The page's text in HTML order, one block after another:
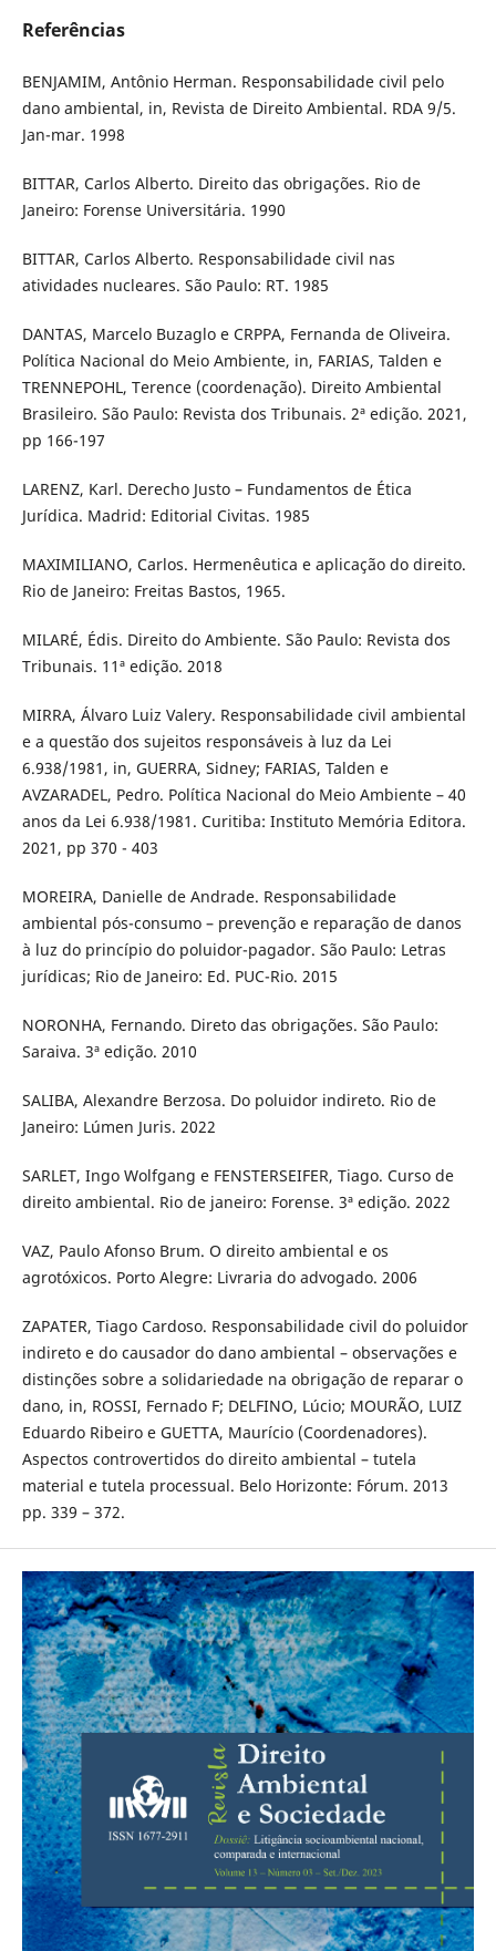
Referências
BENJAMIM, Antônio Herman. Responsabilidade civil pelo
dano ambiental, in, Revista de Direito Ambiental. RDA 9/5.
Jan-mar. 1998
BITTAR, Carlos Alberto. Direito das obrigações. Rio de
Janeiro: Forense Universitária. 1990
BITTAR, Carlos Alberto. Responsabilidade civil nas
atividades nucleares. São Paulo: RT. 1985
DANTAS, Marcelo Buzaglo e CRPPA, Fernanda de Oliveira.
Política Nacional do Meio Ambiente, in, FARIAS, Talden e
TRENNEPOHL, Terence (coordenação). Direito Ambiental
Brasileiro. São Paulo: Revista dos Tribunais. 2ª edição. 2021,
pp 166-197
LARENZ, Karl. Derecho Justo – Fundamentos de Ética
Jurídica. Madrid: Editorial Civitas. 1985
MAXIMILIANO, Carlos. Hermenêutica e aplicação do direito.
Rio de Janeiro: Freitas Bastos, 1965.
MILARÉ, Édis. Direito do Ambiente. São Paulo: Revista dos
Tribunais. 11ª edição. 2018
MIRRA, Álvaro Luiz Valery. Responsabilidade civil ambiental
e a questão dos sujeitos responsáveis à luz da Lei
6.938/1981, in, GUERRA, Sidney; FARIAS, Talden e
AVZARADEL, Pedro. Política Nacional do Meio Ambiente – 40
anos da Lei 6.938/1981. Curitiba: Instituto Memória Editora.
2021, pp 370 - 403
MOREIRA, Danielle de Andrade. Responsabilidade
ambiental pós-consumo – prevenção e reparação de danos
à luz do princípio do poluidor-pagador. São Paulo: Letras
jurídicas; Rio de Janeiro: Ed. PUC-Rio. 2015
NORONHA, Fernando. Direto das obrigações. São Paulo:
Saraiva. 3ª edição. 2010
SALIBA, Alexandre Berzosa. Do poluidor indireto. Rio de
Janeiro: Lúmen Juris. 2022
SARLET, Ingo Wolfgang e FENSTERSEIFER, Tiago. Curso de
direito ambiental. Rio de janeiro: Forense. 3ª edição. 2022
VAZ, Paulo Afonso Brum. O direito ambiental e os
agrotóxicos. Porto Alegre: Livraria do advogado. 2006
ZAPATER, Tiago Cardoso. Responsabilidade civil do poluidor
indireto e do causador do dano ambiental – observações e
distinções sobre a solidariedade na obrigação de reparar o
dano, in, ROSSI, Fernado F; DELFINO, Lúcio; MOURÃO, LUIZ
Eduardo Ribeiro e GUETTA, Maurício (Coordenadores).
Aspectos controvertidos do direito ambiental – tutela
material e tutela processual. Belo Horizonte: Fórum. 2013
pp. 339 – 372.